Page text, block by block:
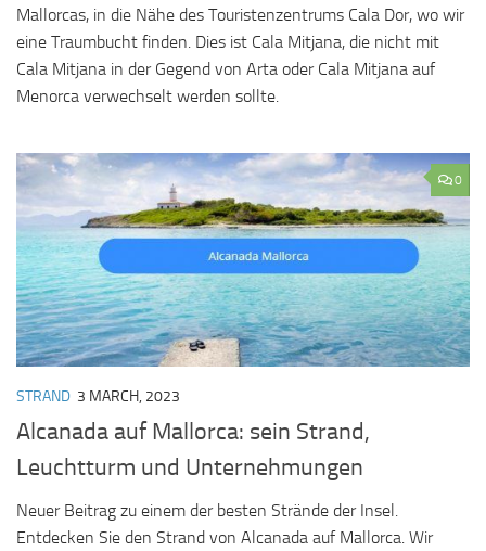
Mallorcas, in die Nähe des Touristenzentrums Cala Dor, wo wir
eine Traumbucht finden. Dies ist Cala Mitjana, die nicht mit
Cala Mitjana in der Gegend von Arta oder Cala Mitjana auf
Menorca verwechselt werden sollte.
0
STRAND 3 MARCH, 2023
Alcanada auf Mallorca: sein Strand,
Leuchtturm und Unternehmungen
Neuer Beitrag zu einem der besten Strände der Insel.
Entdecken Sie den Strand von Alcanada auf Mallorca. Wir